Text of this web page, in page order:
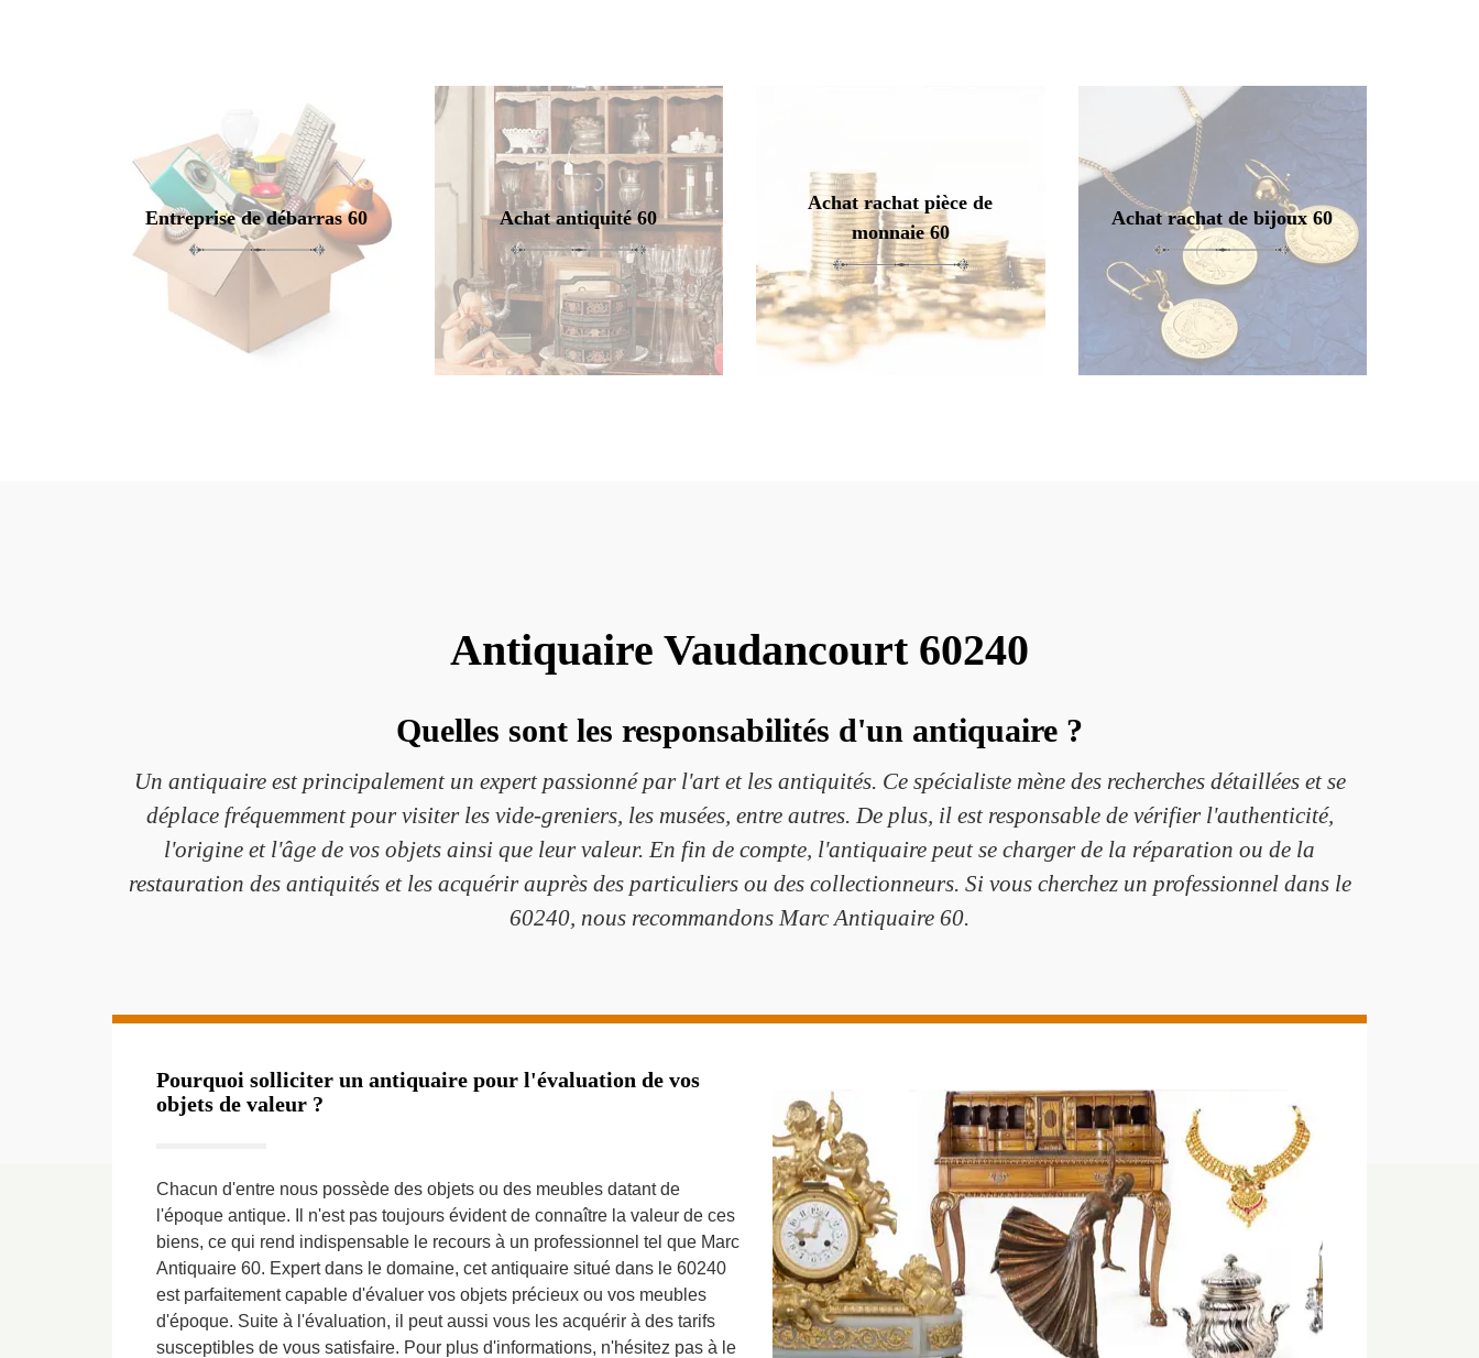
Entreprise de débarras 60 Achat antiquité 60
Achat rachat pièce de
monnaie 60
Achat rachat de bijoux 60
Antiquaire Vaudancourt 60240
Quelles sont les responsabilités d'un antiquaire ?
Un antiquaire est principalement un expert passionné par l'art et les antiquités. Ce spécialiste mène des recherches détaillées et se
déplace fréquemment pour visiter les vide-greniers, les musées, entre autres. De plus, il est responsable de vérifier l'authenticité,
l'origine et l'âge de vos objets ainsi que leur valeur. En fin de compte, l'antiquaire peut se charger de la réparation ou de la
restauration des antiquités et les acquérir auprès des particuliers ou des collectionneurs. Si vous cherchez un professionnel dans le
60240, nous recommandons Marc Antiquaire 60.
Pourquoi solliciter un antiquaire pour l'évaluation de vos
objets de valeur ?
Chacun d'entre nous possède des objets ou des meubles datant de
l'époque antique. Il n'est pas toujours évident de connaître la valeur de ces
biens, ce qui rend indispensable le recours à un professionnel tel que Marc
Antiquaire 60. Expert dans le domaine, cet antiquaire situé dans le 60240
est parfaitement capable d'évaluer vos objets précieux ou vos meubles
d'époque. Suite à l'évaluation, il peut aussi vous les acquérir à des tarifs
susceptibles de vous satisfaire. Pour plus d'informations, n'hésitez pas à le